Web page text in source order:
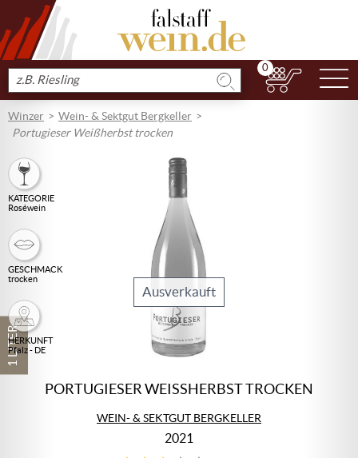
Produkt
suchen
0
Winzer
Wein- & Sektgut Bergkeller
Portugieser Weißherbst trocken
1 LITER
KATEGORIE
Roséwein
GESCHMACK
trocken
HERKUNFT
Pfalz - DE
Ausverkauft
PORTUGIESER WEISSHERBST TROCKEN
WEIN- & SEKTGUT BERGKELLER
2021